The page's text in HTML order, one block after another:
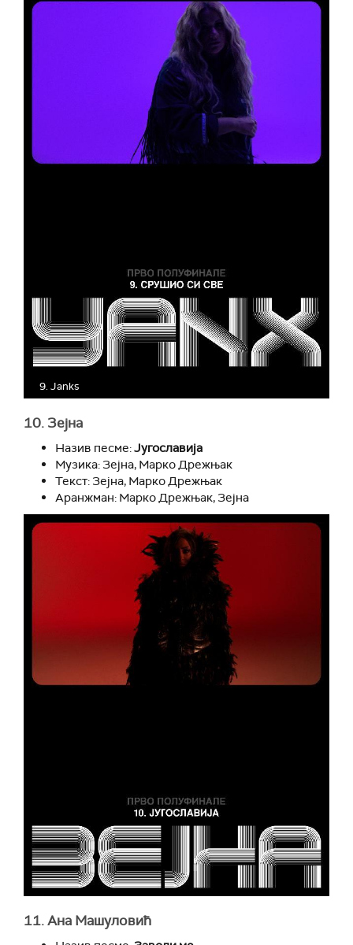
9. Janks
10. Зејна
Назив песме:Југославија
Музика: Зејна, Марко Дрежњак
Текст: Зејна, Марко Дрежњак
Аранжман: Марко Дрежњак, Зејна
11. Ана Машуловић